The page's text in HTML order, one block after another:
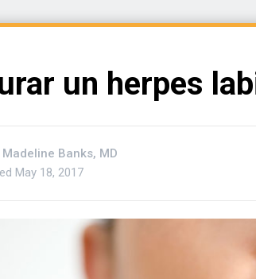
un herpes
Madeline Banks, MD
May 18, 2017